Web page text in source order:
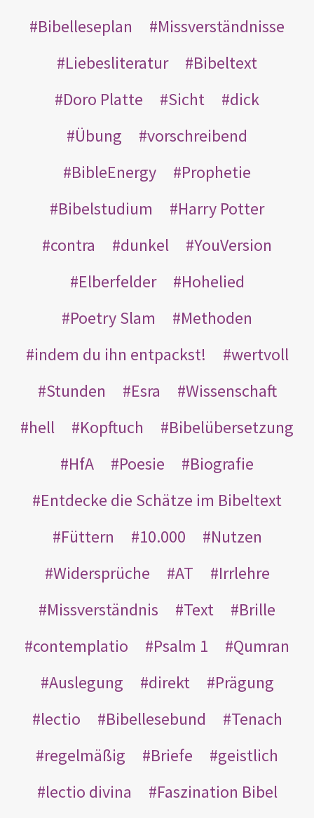
Bibelleseplan
Missverständnisse
Liebesliteratur
Bibeltext
Doro Platte
Sicht
dick
Übung
vorschreibend
BibleEnergy
Prophetie
Bibelstudium
Harry Potter
contra
dunkel
YouVersion
Elberfelder
Hohelied
Poetry Slam
Methoden
indem du ihn entpackst!
wertvoll
Stunden
Esra
Wissenschaft
hell
Kopftuch
Bibelübersetzung
HfA
Poesie
Biografie
Entdecke die Schätze im Bibeltext
Füttern
10.000
Nutzen
Widersprüche
AT
Irrlehre
Missverständnis
Text
Brille
contemplatio
Psalm 1
Qumran
Auslegung
direkt
Prägung
lectio
Bibellesebund
Tenach
regelmäßig
Briefe
geistlich
lectio divina
Faszination Bibel